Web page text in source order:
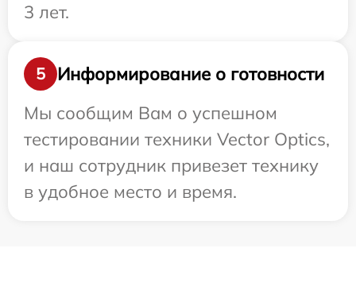
3 лет.
5
Информирование о готовности
Мы сообщим Вам о успешном
тестировании техники Vector Optics,
и наш сотрудник привезет технику
в удобное место и время.